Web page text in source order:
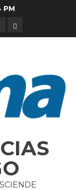
PM
OPINION